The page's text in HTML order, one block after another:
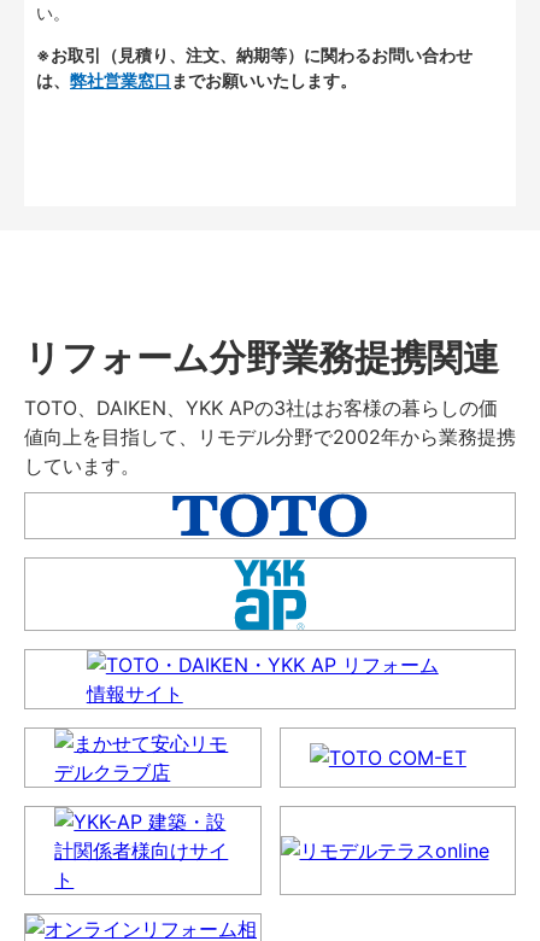
い。
※お取引（見積り、注文、納期等）に関わるお問い合わせ
は、 弊社営業窓口 までお願いいたします。
リフォーム分野業務提携関連
TOTO、DAIKEN、YKK APの3社はお客様の暮らしの価
値向上を目指して、リモデル分野で2002年から業務提携
しています。